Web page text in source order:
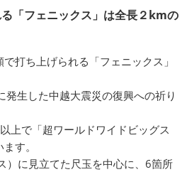
「フェニックス」は全長２kmの
打ち上げられる「フェニックス」
発生した中越大震災の復興への祈り
上で「超ワールドワイドビッグス
す。
）に見立てた尺玉を中心に、6箇所